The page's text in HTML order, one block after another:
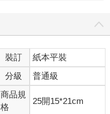
裝訂
紙本平裝
分級 普通級
商品規
格
25開15*21cm